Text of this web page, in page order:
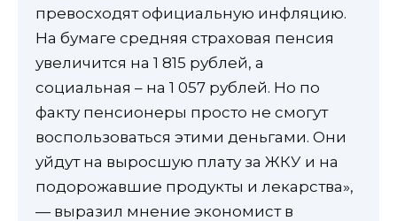
превосходят официальную инфляцию.
На бумаге средняя страховая пенсия
увеличится на 1 815 рублей, а
социальная – на 1 057 рублей. Но по
факту пенсионеры просто не смогут
воспользоваться этими деньгами. Они
уйдут на выросшую плату за ЖКУ и на
подорожавшие продукты и лекарства»,
— выразил мнение экономист в